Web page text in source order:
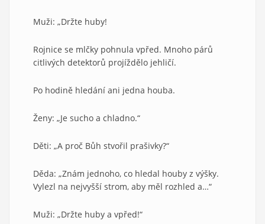
Muži: „Držte huby!
Rojnice se mlčky pohnula vpřed. Mnoho párů
citlivých detektorů projíždělo jehličí.
Po hodině hledání ani jedna houba.
Ženy: „Je sucho a chladno.“
Děti: „A proč Bůh stvořil prašivky?“
Děda: „Znám jednoho, co hledal houby z výšky.
Vylezl na nejvyšší strom, aby měl rozhled a…“
Muži: „Držte huby a vpřed!“